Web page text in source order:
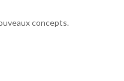
concepts.